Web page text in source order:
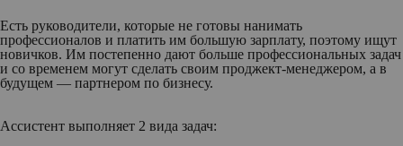
Есть руководители, которые не готовы нанимать
профессионалов и платить им большую зарплату, поэтому ищут
новичков. Им постепенно дают больше профессиональных задач
и со временем могут сделать своим проджект-менеджером, а в
будущем — партнером по бизнесу.
Ассистент выполняет 2 вида задач: